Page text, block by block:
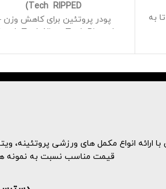
به
تا
Tech RIPPED)
پودر پروتئین برای کاهش وزن
Nitro-Tech Ripped
پروتئین وی ایزوله و پپتیدها
پروتئین وی ایزوله برای کمک
ساخت عضلات بدون چربی،
قدرت و بهبود ریکاوری برای
ارائه انواع مکمل های ورزشی پروتئینه،
قیمت مناسب نسبت به نمونه